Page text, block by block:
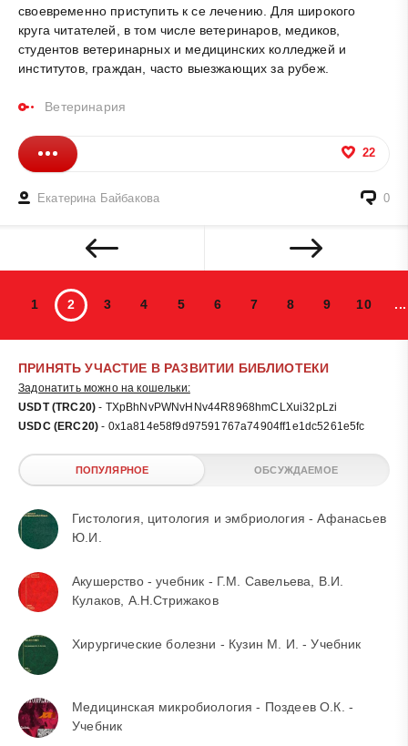
своевременно приступить к се лечению. Для широкого
круга читателей, в том числе ветеринаров, медиков,
студентов ветеринарных и медицинских колледжей и
институтов, граждан, часто выезжающих за рубеж.
Ветеринария
22
Екатерина Байбакова 0
1 2 3 4 5 6 7 8 9 10 ...
ПРИНЯТЬ УЧАСТИЕ В РАЗВИТИИ БИБЛИОТЕКИ
Задонатить можно на кошельки:
USDT (TRC20) - TXpBhNvPWNvHNv44R8968hmCLXui32pLzi
USDC (ERC20) - 0x1a814e58f9d97591767a74904ff1e1dc5261e5fc
ПОПУЛЯРНОЕ ОБСУЖДАЕМОЕ
Гистология, цитология и эмбриология - Афанасьев
Ю.И.
Акушерство - учебник - Г.М. Савельева, В.И.
Кулаков, А.Н.Стрижаков
Хирургические болезни - Кузин М. И. - Учебник
Медицинская микробиология - Поздеев О.К. -
Учебник